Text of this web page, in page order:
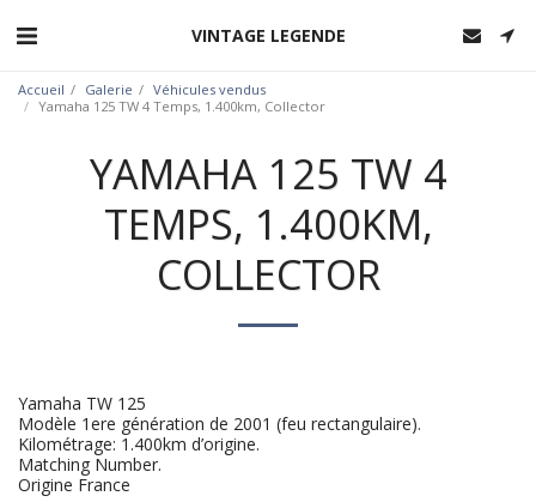
VINTAGE LEGENDE
Accueil Galerie
Véhicules vendus
Yamaha 125 TW 4 Temps, 1.400km, Collector
YAMAHA 125 TW 4
TEMPS, 1.400KM,
COLLECTOR
Yamaha TW 125
Modèle 1ere génération de 2001 (feu rectangulaire).
Kilométrage: 1.400km d’origine.
Matching Number.
Origine France